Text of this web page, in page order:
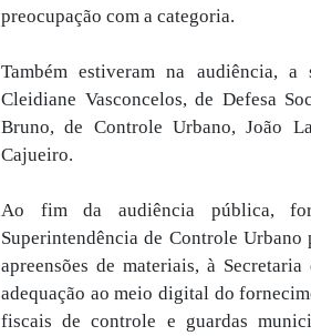
preocupação com a categoria.
Também estiveram na audiência,
Cleidiane Vasconcelos, de Defesa
Bruno, de Controle Urbano, João
Cajueiro.
Ao fim da audiência pública,
Superintendência de Controle
apreensões de materiais, à
adequação ao meio digital do
fiscais de controle e guardas